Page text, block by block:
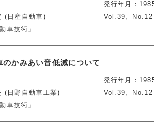
稲葉 元宏 (日産自動車)
車技術」
発行年月
Vol.39
No.12
のかみあい音低減について
兵頭 恒夫 (日野自動車工業)
車技術」
発行年月
Vol.39
No.12